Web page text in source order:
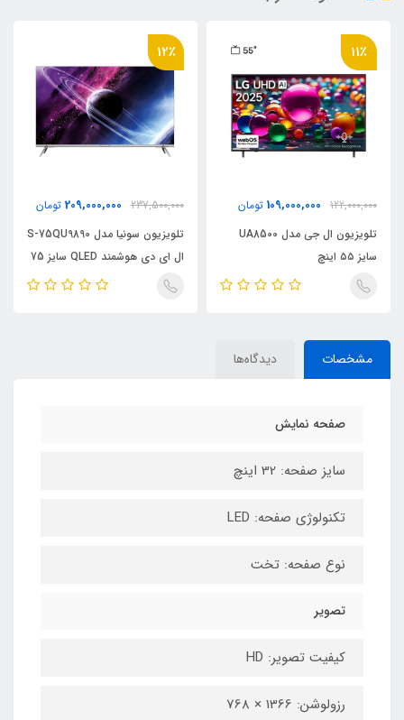
11٪
122,000,000
109,000,000 تومان
تلویزیون ال جی مدل UA8500
سایز ۵۵ اینچ
12٪
237,500,000
209,000,000 تومان
تلویزیون سونیا مدل S-75QU9890
ال ای دی هوشمند QLED سایز 75
اینچ
مشخصات دیدگاه‌ها
صفحه نمایش
سایز صفحه: 32 اینچ
تکنولوژی صفحه: LED
نوع صفحه: تخت
تصویر
کیفیت تصویر: HD
رزولوشن: 1366 × 768